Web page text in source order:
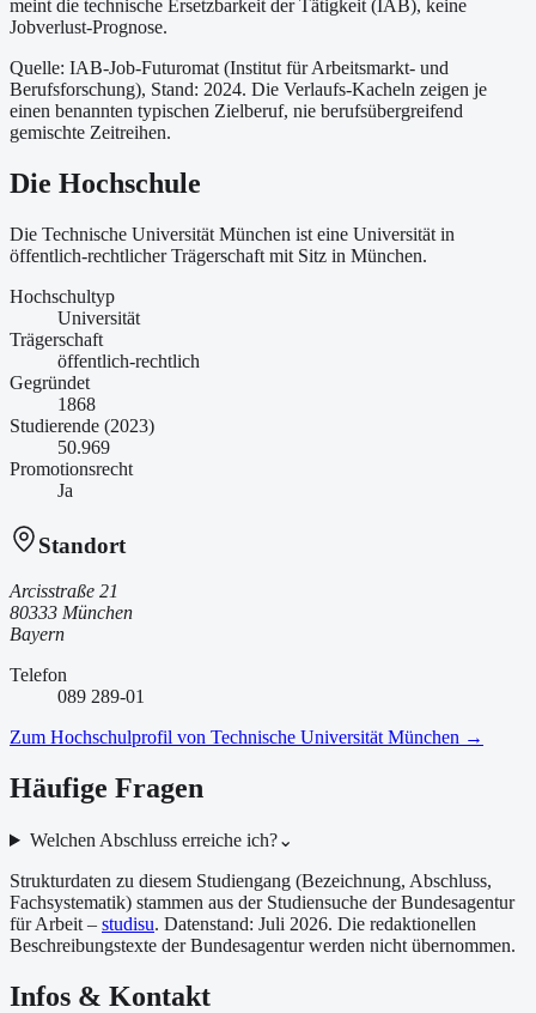
meint die technische Ersetzbarkeit der Tätigkeit (IAB), keine
Jobverlust-Prognose.
Quelle: IAB-Job-Futuromat (Institut für Arbeitsmarkt- und
Berufsforschung), Stand: 2024. Die Verlaufs-Kacheln zeigen je
einen benannten typischen Zielberuf, nie berufsübergreifend
gemischte Zeitreihen.
Die Hochschule
Die Technische Universität München ist eine Universität in
öffentlich-rechtlicher Trägerschaft mit Sitz in München.
Hochschultyp
Universität
Trägerschaft
öffentlich-rechtlich
Gegründet
1868
Studierende (2023)
50.969
Promotionsrecht
Ja
Standort
Arcisstraße 21
80333 München
Bayern
Telefon
089 289-01
Zum Hochschulprofil von Technische Universität München →
Häufige Fragen
Welchen Abschluss erreiche ich?⌄
Strukturdaten zu diesem Studiengang (Bezeichnung, Abschluss,
Fachsystematik) stammen aus der Studiensuche der Bundesagentur
für Arbeit – studisu. Datenstand: Juli 2026. Die redaktionellen
Beschreibungstexte der Bundesagentur werden nicht übernommen.
Infos & Kontakt